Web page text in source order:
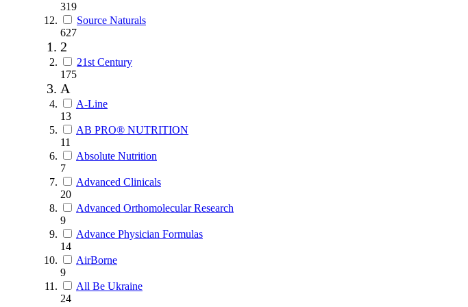
319
Source Naturals
627
2
21st Century
175
A
A-Line
13
AB PRO® NUTRITION
11
Absolute Nutrition
7
Advanced Clinicals
20
Advanced Orthomolecular Research
9
Advance Physician Formulas
14
AirBorne
9
All Be Ukraine
24